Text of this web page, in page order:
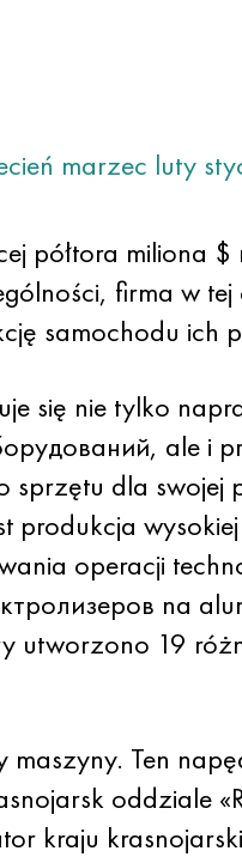
marzec luty
półtora miliona
firma w tej
samochodu ich
się nie tylko
ale i
sprzętu dla swojej
produkcja
operacji
na
utworzono 19
maszyny. Ten
oddziale
kraju